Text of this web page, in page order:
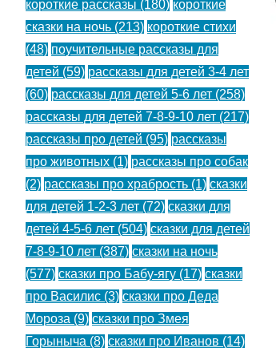
короткие рассказы (180) короткие
сказки на ночь (213) короткие стихи
(48) поучительные рассказы для
детей (59) рассказы для детей 3-4 лет
(60) рассказы для детей 5-6 лет (258)
рассказы для детей 7-8-9-10 лет (217)
рассказы про детей (95) рассказы
про животных (1) рассказы про собак
(2) рассказы про храбрость (1) сказки
для детей 1-2-3 лет (72) сказки для
детей 4-5-6 лет (504) сказки для детей
7-8-9-10 лет (387) сказки на ночь
(577) сказки про Бабу-ягу (17) сказки
про Василис (3) сказки про Деда
Мороза (9) сказки про Змея
Горыныча (8) сказки про Иванов (14)